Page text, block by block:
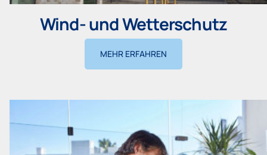
Wind- und Wetterschutz
MEHR ERFAHREN